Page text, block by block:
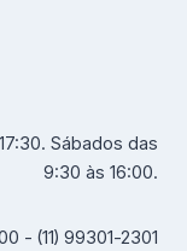
Sábados das
9:30 às 16:00.
- (11) 99301-2301